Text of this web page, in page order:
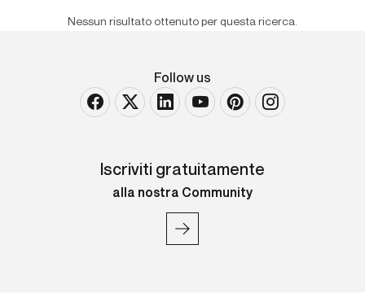
Nessun risultato ottenuto per questa ricerca.
Follow us
Iscriviti gratuitamente
alla nostra Community